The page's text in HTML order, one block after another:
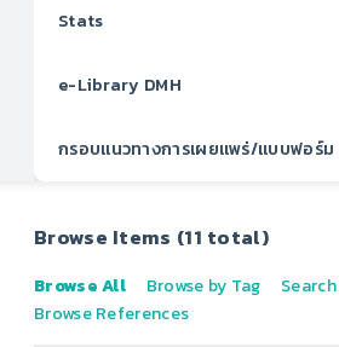
Stats
e-Library DMH
กรอบแนวทางการเผยแพร่/แบบฟอร์ม
Browse Items (11 total)
Browse All Browse by Tag
Browse References